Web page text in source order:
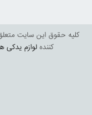
کليه حقوق اين سايت
کننده لوازم یدکی